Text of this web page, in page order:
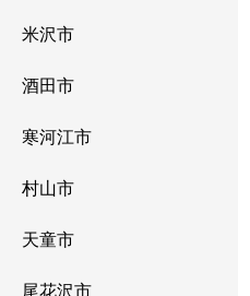
米沢市
酒田市
寒河江市
村山市
天童市
尾花沢市